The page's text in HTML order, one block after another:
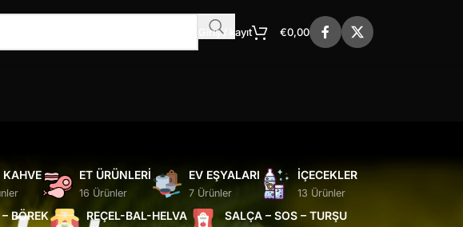
Giriş / kayıt €0,00
KAHVE ET ÜRÜNLERI
16 Ürünler
EV EŞYALARI
7 Ürünler
İÇECEKLER
13 Ürünler
BÖREK REÇEL-BAL-HELVA SALÇA – SOS – TURŞU